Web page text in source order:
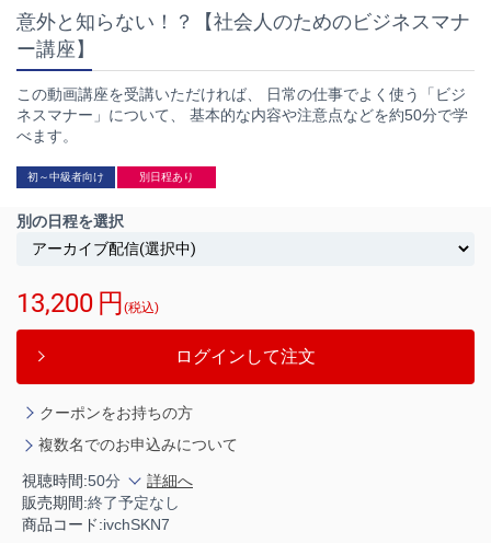
意外と知らない！？【社会人のためのビジネスマナ
ー講座】
この動画講座を受講いただければ、 日常の仕事でよく使う「ビジ
ネスマナー」について、 基本的な内容や注意点などを約50分で学
べます。
初～中級者向け 別日程あり
別の日程を選択
13,200 円 (税込)
ログインして注文
クーポンをお持ちの方
複数名でのお申込みについて
視聴時間:50分
詳細へ
販売期間:終了予定なし
商品コード:ivchSKN7